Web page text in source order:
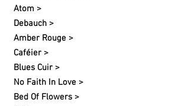
Atom >
Debauch >
Amber Rouge >
Caféier >
Blues Cuir >
No Faith In Love >
Bed Of Flowers >